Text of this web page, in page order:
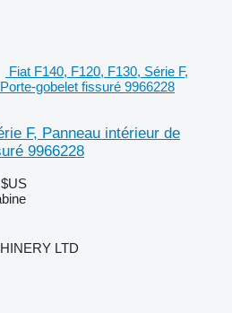
Fiat F140, F120, F130, Série F,
gobelet fissuré 9966228
F, Panneau intérieur de
9966228
LTD